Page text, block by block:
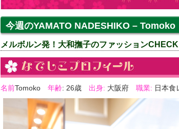
今週のYAMATO NADESHIKO – Tomoko
メルボルン発！大和撫子のファッション
名前Tomoko年齢: 26歳 出身: 大阪府職業: 日本食